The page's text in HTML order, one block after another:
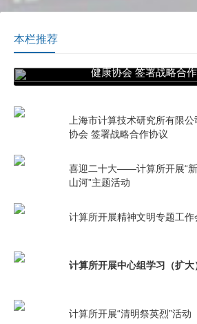
本栏推荐
上海市计算技术研究所有限公司
健康协会 签署战略合
上海市计算技术研究所有限
协会 签署战略合作协议
喜迎二十大——计算所开展“
山河”主题活动
计算所开展精神文明专题工作
计算所开展中心组学习（扩大
计算所开展“清明祭英烈”活动